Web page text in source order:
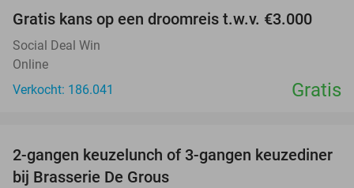
Gratis kans op een droomreis t.w.v. €3.000
Social Deal Win
Online
Verkocht: 186.041
Gratis
30%
2-gangen keuzelunch of 3-gangen keuzediner
bij Brasserie De Grous